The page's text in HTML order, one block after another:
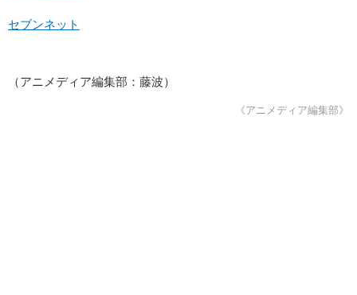
セブンネット
（アニメディア編集部：藤波）
《アニメディア編集部》